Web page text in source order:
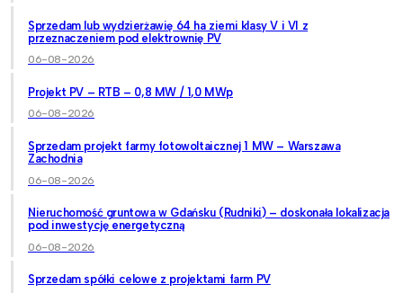
Sprzedam lub wydzierżawię 64 ha ziemi klasy V i VI z
przeznaczeniem pod elektrownię PV
06-08-2026
Projekt PV – RTB – 0,8 MW / 1,0 MWp
06-08-2026
Sprzedam projekt farmy fotowoltaicznej 1 MW – Warszawa
Zachodnia
06-08-2026
Nieruchomość gruntowa w Gdańsku (Rudniki) – doskonała lokalizacja
pod inwestycję energetyczną
06-08-2026
Sprzedam spółki celowe z projektami farm PV